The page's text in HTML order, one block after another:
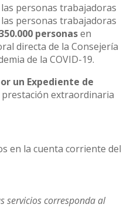
personas trabajadoras
personas trabajadoras
personasen
directa de la Consejería
de la COVID-19.
un Expediente de
extraordinaria
en la cuenta corriente del
servicios corresponda al